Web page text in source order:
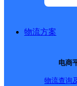
物流方案
电商
物流查询
所属快递：德邦
所属区域：云南
网点地址：云
网点负责人：